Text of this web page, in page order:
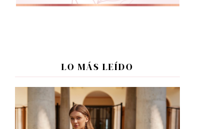
LO MÁS LEÍDO